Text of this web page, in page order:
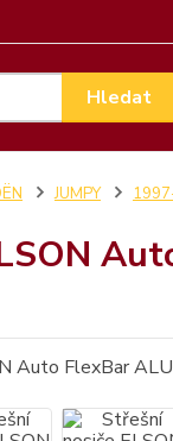
Hledat
JUMPY